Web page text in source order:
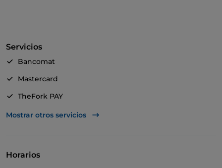
Servicios
Bancomat
Mastercard
TheFork PAY
UnionPay via TheFork PAY
Mostrar otros servicios
Horarios